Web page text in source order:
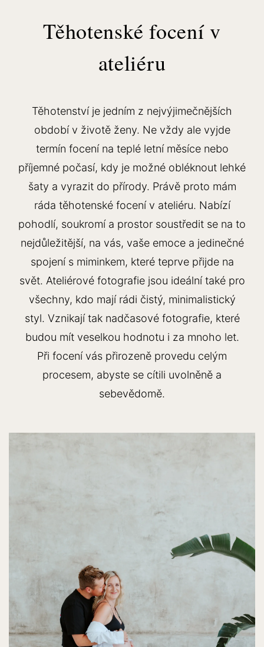
Těhotenské focení v
ateliéru
Těhotenství je jedním z nejvýjimečnějších
období v životě ženy. Ne vždy ale vyjde
termín focení na teplé letní měsíce nebo
příjemné počasí, kdy je možné obléknout lehké
šaty a vyrazit do přírody. Právě proto mám
ráda těhotenské focení v ateliéru. Nabízí
pohodlí, soukromí a prostor soustředit se na to
nejdůležitější, na vás, vaše emoce a jedinečné
spojení s miminkem, které teprve přijde na
svět. Ateliérové fotografie jsou ideální také pro
všechny, kdo mají rádi čistý, minimalistický
styl. Vznikají tak nadčasové fotografie, které
budou mít veselkou hodnotu i za mnoho let.
Při focení vás přirozeně provedu celým
procesem, abyste se cítili uvolněně a
sebevědomě.